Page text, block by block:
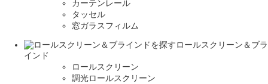
カーテンレール
タッセル
窓ガラスフィルム
ロールスクリーン＆ブラ
インド
ロールスクリーン
調光ロールスクリーン